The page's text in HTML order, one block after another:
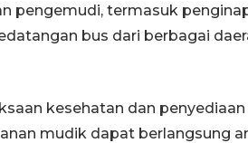
pengemudi, termasuk
bus dari berbagai
kesehatan dan
mudik dapat berlangsung